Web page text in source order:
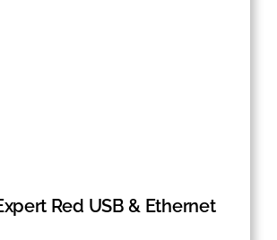
Red USB & Ethernet